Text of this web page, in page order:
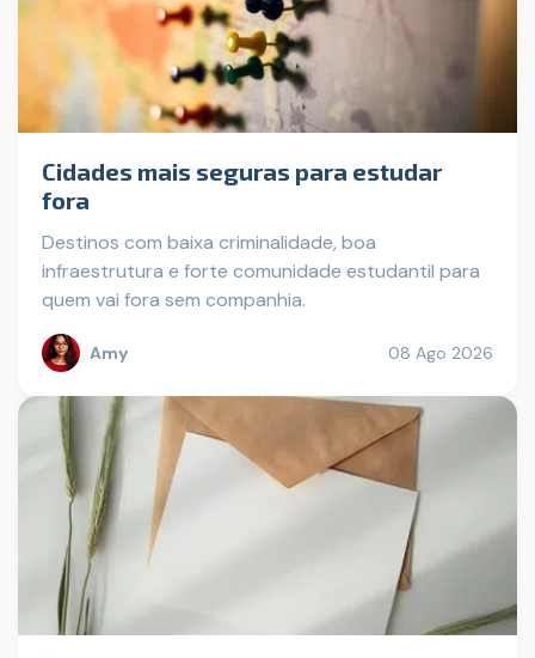
Cidades mais seguras para estudar
fora
Destinos com baixa criminalidade, boa
infraestrutura e forte comunidade estudantil para
quem vai fora sem companhia.
Amy 08 Ago 2026